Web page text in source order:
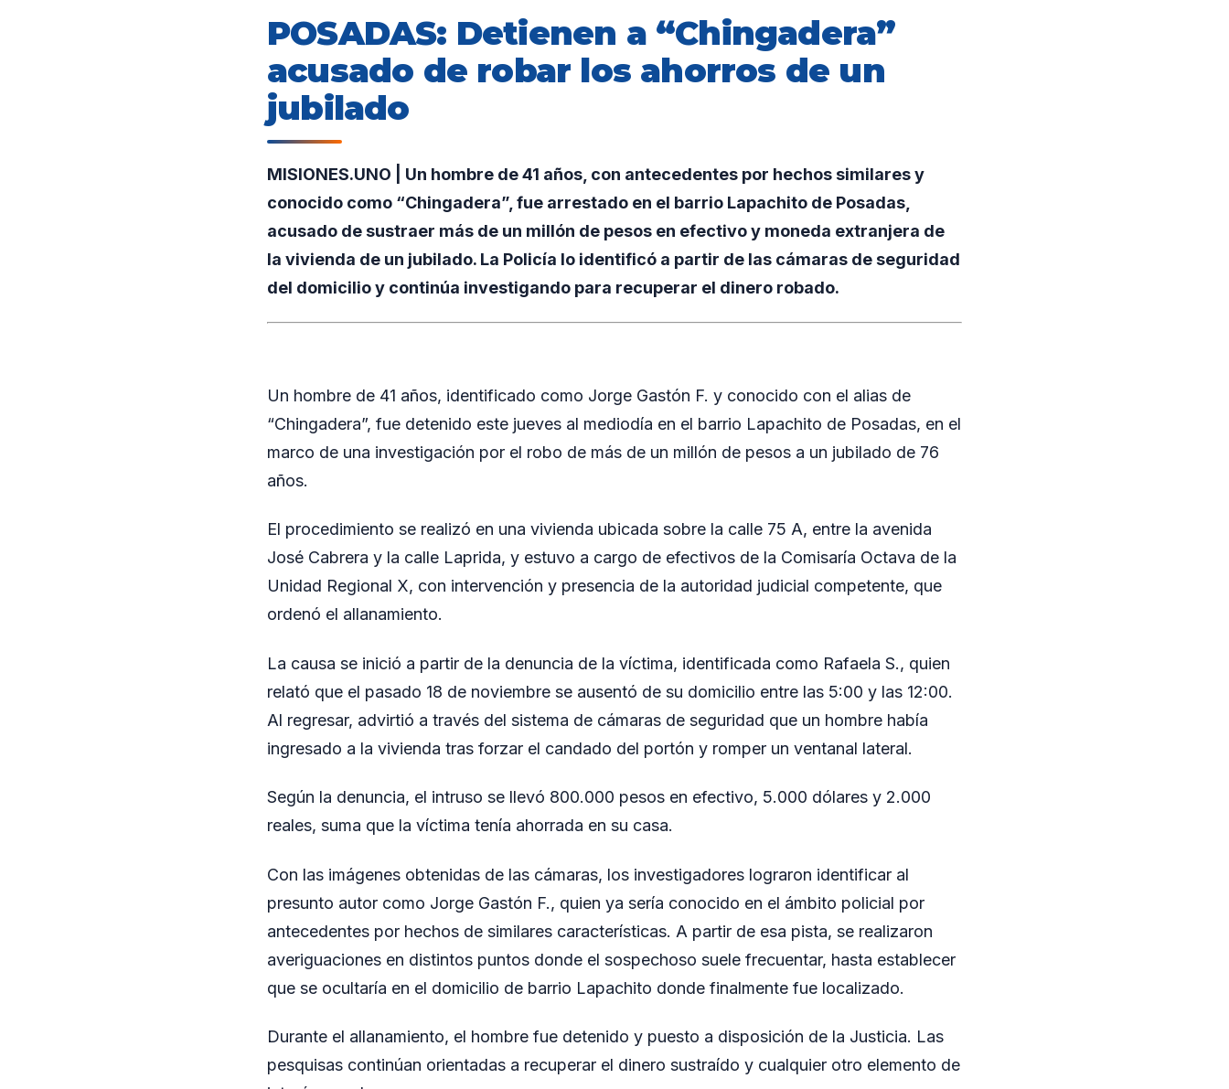
POSADAS: Detienen a “Chingadera”
acusado de robar los ahorros de un
jubilado
MISIONES.UNO | Un hombre de 41 años, con antecedentes por hechos similares y
conocido como “Chingadera”, fue arrestado en el barrio Lapachito de Posadas,
acusado de sustraer más de un millón de pesos en efectivo y moneda extranjera de
la vivienda de un jubilado. La Policía lo identificó a partir de las cámaras de seguridad
del domicilio y continúa investigando para recuperar el dinero robado.
Un hombre de 41 años, identificado como Jorge Gastón F. y conocido con el alias de
“Chingadera”, fue detenido este jueves al mediodía en el barrio Lapachito de Posadas, en el
marco de una investigación por el robo de más de un millón de pesos a un jubilado de 76
años.
El procedimiento se realizó en una vivienda ubicada sobre la calle 75 A, entre la avenida
José Cabrera y la calle Laprida, y estuvo a cargo de efectivos de la Comisaría Octava de la
Unidad Regional X, con intervención y presencia de la autoridad judicial competente, que
ordenó el allanamiento.
La causa se inició a partir de la denuncia de la víctima, identificada como Rafaela S., quien
relató que el pasado 18 de noviembre se ausentó de su domicilio entre las 5:00 y las 12:00.
Al regresar, advirtió a través del sistema de cámaras de seguridad que un hombre había
ingresado a la vivienda tras forzar el candado del portón y romper un ventanal lateral.
Según la denuncia, el intruso se llevó 800.000 pesos en efectivo, 5.000 dólares y 2.000
reales, suma que la víctima tenía ahorrada en su casa.
Con las imágenes obtenidas de las cámaras, los investigadores lograron identificar al
presunto autor como Jorge Gastón F., quien ya sería conocido en el ámbito policial por
antecedentes por hechos de similares características. A partir de esa pista, se realizaron
averiguaciones en distintos puntos donde el sospechoso suele frecuentar, hasta establecer
que se ocultaría en el domicilio de barrio Lapachito donde finalmente fue localizado.
Durante el allanamiento, el hombre fue detenido y puesto a disposición de la Justicia. Las
pesquisas continúan orientadas a recuperar el dinero sustraído y cualquier otro elemento de